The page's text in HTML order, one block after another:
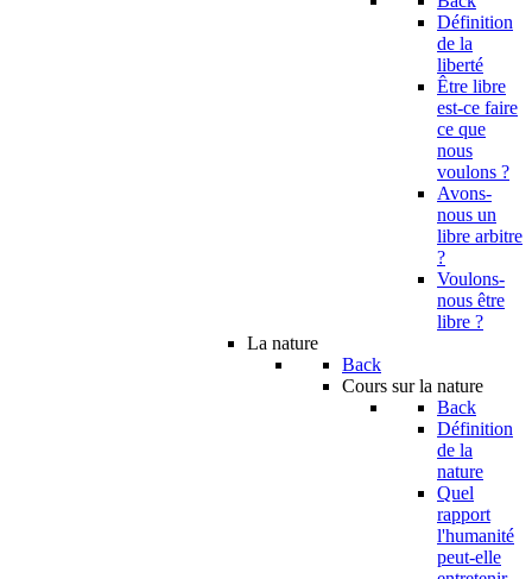
Définition
de la
liberté
Être libre
est-ce faire
ce que
nous
voulons ?
Avons-
nous un
libre arbitre
?
Voulons-
nous être
libre ?
La nature
Back
Cours sur la nature
Back
Définition
de la
nature
Quel
rapport
l'humanité
peut-elle